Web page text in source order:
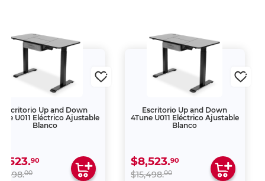
Escritorio Up and Down
U011 Eléctrico Ajustable
Blanco
90
00
Escritorio Up and Down
4Tune U011 Eléctrico Ajustable
Blanco
$8,523.90
$15,498.00